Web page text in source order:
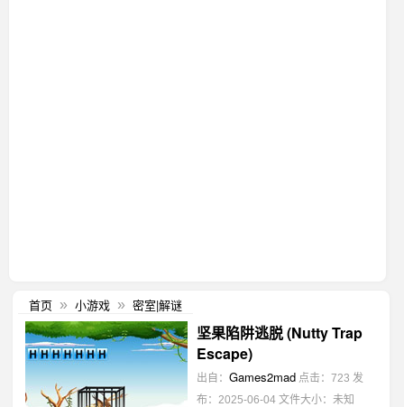
首页 » 小游戏 » 密室|解谜
坚果陷阱逃脱 (Nutty Trap
Escape)
出自： Games2mad 点击：723 发
布：2025-06-04 文件大小：未知